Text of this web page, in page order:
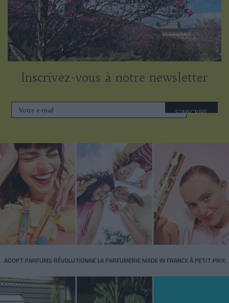
Inscrivez-vous à notre newsletter
S'INSCRIRE
ADOPT PARFUMS RÉVOLUTIONNE LA PARFUMERIE MADE IN FRANCE À PETIT PRIX